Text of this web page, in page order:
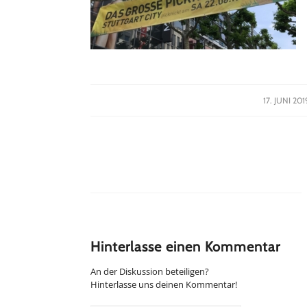
17. JUNI
/
Hinterlasse einen Kommentar
An der Diskussion beteiligen?
Hinterlasse uns deinen Kommentar!